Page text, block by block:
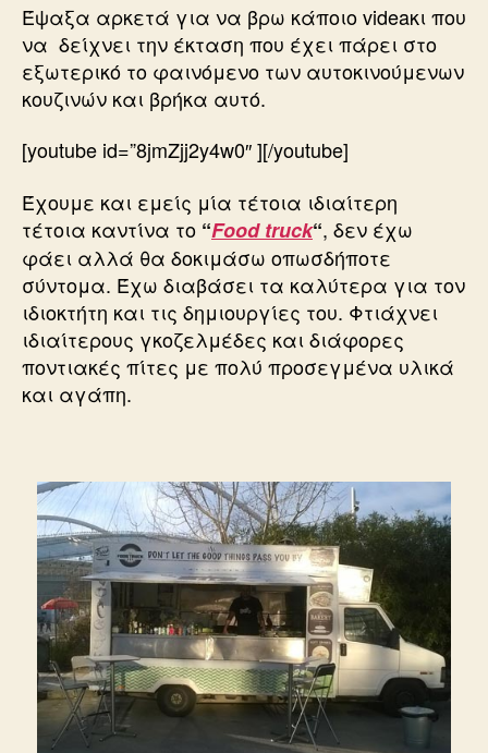
Έψαξα αρκετά για να βρω κάποιο videaκι που
να δείχνει την έκταση που έχει πάρει στο
εξωτερικό το φαινόμενο των αυτοκινούμενων
κουζινών και βρήκα αυτό.
[youtube id=”8jmZjj2y4w0″ ][/youtube]
Έχουμε και εμείς μία τέτοια ιδιαίτερη
τέτοια καντίνα το “Food truck“, δεν έχω
φάει αλλά θα δοκιμάσω οπωσδήποτε
σύντομα. Έχω διαβάσει τα καλύτερα για τον
ιδιοκτήτη και τις δημιουργίες του. Φτιάχνει
ιδιαίτερους γκοζελμέδες και διάφορες
ποντιακές πίτες με πολύ προσεγμένα υλικά
και αγάπη.